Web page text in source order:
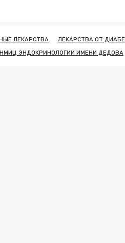
ЛЕКАРСТВА ЛЕКАРСТВА ОТ
НМИЦ ЭНДОКРИНОЛОГИИ ИМЕНИ ДЕДОВА